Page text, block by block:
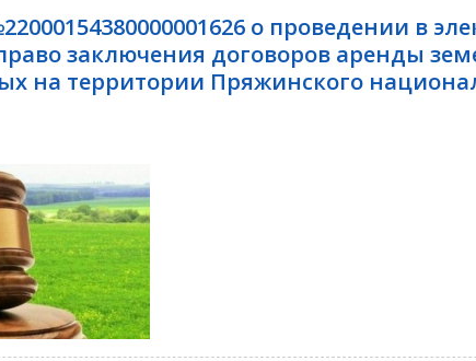
о проведении в
заключения договоров аренды
на территории Пряжинского